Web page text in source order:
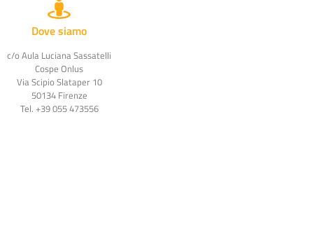
Dove siamo
c/o Aula Luciana Sassatelli
Cospe Onlus
Via Scipio Slataper 10
50134 Firenze
Tel. +39 055 473556